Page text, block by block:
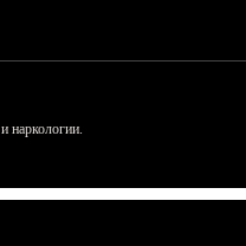
наркологии.